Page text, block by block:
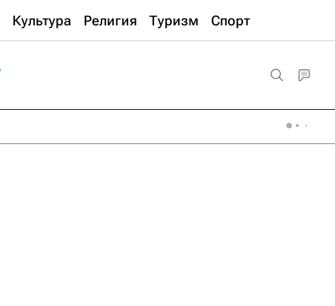
Культура Религия Туризм Спорт